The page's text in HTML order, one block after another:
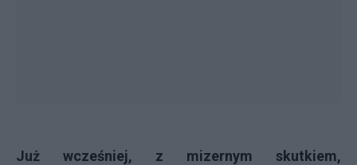
Już wcześniej, z mizernym skutkiem,